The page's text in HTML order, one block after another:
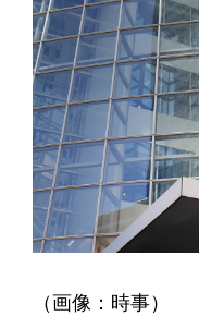
（画像：時事）